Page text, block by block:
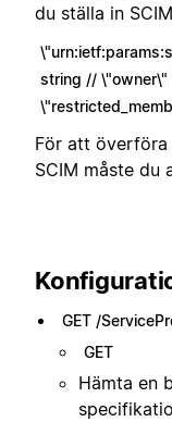
du ställa in
string // \"owner\"
För att överföra
SCIM måste du
GET /
GET
Hämta en